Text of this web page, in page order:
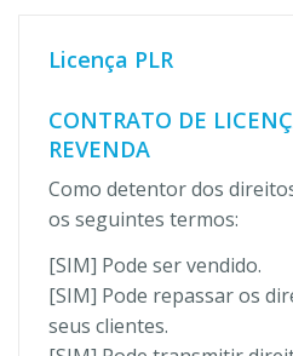
Licença PLR
CONTRATO DE
REVENDA
Como detentor dos
os seguintes termos:
[SIM] Pode ser vendido.
[SIM] Pode repassar os
seus clientes.